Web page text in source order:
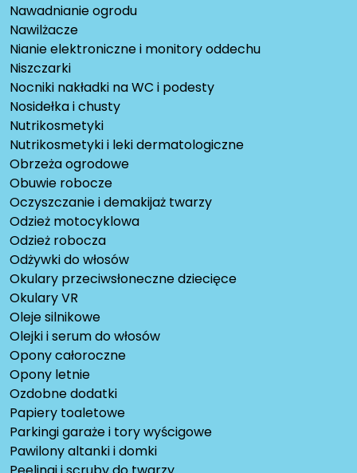
Nawadnianie ogrodu
Nawilżacze
Nianie elektroniczne i monitory oddechu
Niszczarki
Nocniki nakładki na WC i podesty
Nosidełka i chusty
Nutrikosmetyki
Nutrikosmetyki i leki dermatologiczne
Obrzeża ogrodowe
Obuwie robocze
Oczyszczanie i demakijaż twarzy
Odzież motocyklowa
Odzież robocza
Odżywki do włosów
Okulary przeciwsłoneczne dziecięce
Okulary VR
Oleje silnikowe
Olejki i serum do włosów
Opony całoroczne
Opony letnie
Ozdobne dodatki
Papiery toaletowe
Parkingi garaże i tory wyścigowe
Pawilony altanki i domki